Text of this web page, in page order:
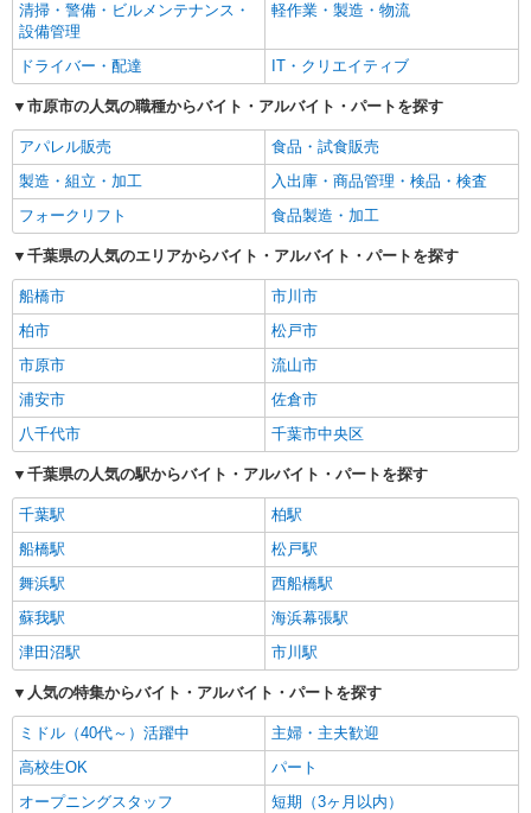
清掃・警備・ビルメンテナンス・
設備管理
軽作業・製造・物流
ドライバー・配達 IT・クリエイティブ
市原市の人気の職種からバイト・アルバイト・パートを探す
アパレル販売
食品・試食販売
製造・組立・加工
入出庫・商品管理・検品・検査
フォークリフト
食品製造・加工
千葉県の人気のエリアからバイト・アルバイト・パートを探す
船橋市
市川市
柏市
松戸市
市原市
流山市
浦安市
佐倉市
八千代市
千葉市中央区
千葉県の人気の駅からバイト・アルバイト・パートを探す
千葉駅
柏駅
船橋駅
松戸駅
舞浜駅
西船橋駅
蘇我駅
海浜幕張駅
津田沼駅
市川駅
人気の特集からバイト・アルバイト・パートを探す
ミドル（40代～）活躍中
主婦・主夫歓迎
高校生OK
パート
オープニングスタッフ
短期（3ヶ月以内）